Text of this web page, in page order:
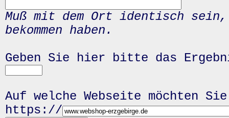
Muß mit dem Ort identisch
bekommen haben.
Geben Sie hier bitte das
Auf welche Webseite möchten
https://